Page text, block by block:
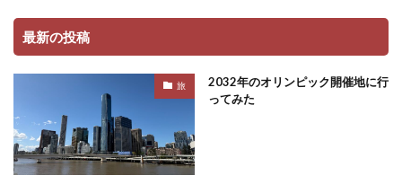
最新の投稿
旅
2032年のオリンピック開催地に行
ってみた